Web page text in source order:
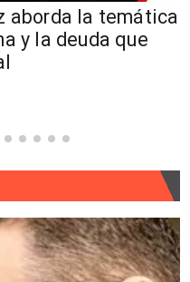
aborda la temática
y la deuda que